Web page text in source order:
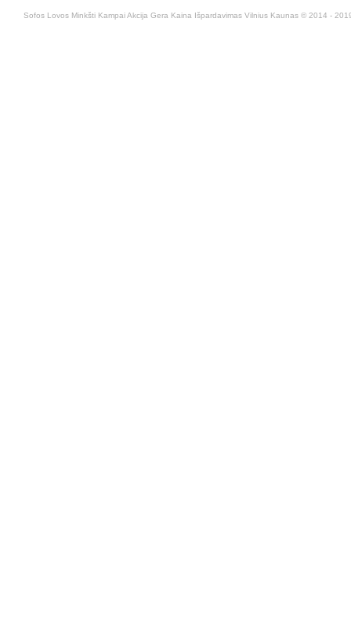
Sofos Lovos Minkšti Kampai Akcija Gera Kaina Išpardavimas Vilnius Kaunas © 2014 -